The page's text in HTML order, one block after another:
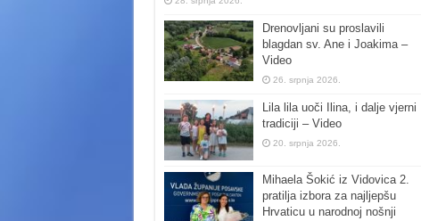
Drenovljani su proslavili
blagdan sv. Ane i Joakima –
Video
26. srpnja 2026.
Lila lila uoči Ilina, i dalje vjerni
tradiciji – Video
20. srpnja 2026.
Mihaela Šokić iz Vidovica 2.
pratilja izbora za najljepšu
Hrvaticu u narodnoj nošnji